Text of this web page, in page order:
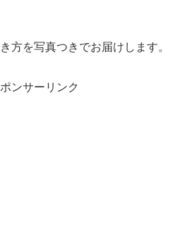
方を写真つきでお届けします。
ンサーリンク